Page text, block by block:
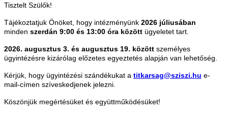
Tisztelt Szülők!
Tájékoztatjuk Önöket, hogy intézményünk 2026 júliusában
minden szerdán 9:00 és 13:00 óra között ügyeletet tart.
2026. augusztus 3. és augusztus 19. között személyes
ügyintézésre kizárólag előzetes egyeztetés alapján van lehetőség.
Kérjük, hogy ügyintézési szándékukat a titkarsag@sziszi.hu e-
mail-címen szíveskedjenek jelezni.
Köszönjük megértésüket és együttműködésüket!